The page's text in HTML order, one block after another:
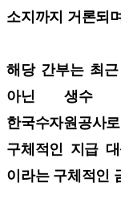
소지까지 거론되
해당 간부는 최근
아닌 생수
한국수자원공
구체적인 지급
이라는 구체적인